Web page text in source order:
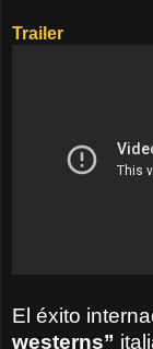
Trailer
El éxito
westerns”